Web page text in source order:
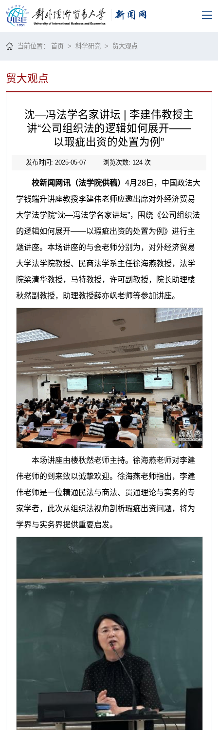
当前位置：首页 >科学研究 > 贸大观点
贸大观点
沈—冯法学名家讲坛 | 李建伟教授主
讲“公司组织法的逻辑如何展开——
以瑕疵出资的处置为例”
发布时间: 2025-05-07 浏览次数: 124次
校新闻网讯（法学院供稿） 4月28日，中国政法大
学钱端升讲座教授李建伟老师应邀出席对外经济贸易
大学法学院“沈—冯法学名家讲坛”，
围绕《公司组织法
的逻辑如何展开——以瑕疵出资的处置为例》进行主
题讲座。本场讲座的与会老师分别为，对外经济贸易
大学法学院教授、民商法学系主任徐海燕教授，法学
院梁清华教授，马特教授，许可副教授，院长助理楼
秋然副教授，助理教授薛亦飒老师等参加讲座。
本场讲座由楼秋然老师主持。徐海燕老师对李建
伟老师的到来致以诚挚欢迎。 徐海燕老师指出，李建
伟老师是一位精通民法与商法、贯通理论与实务的专
家学者，
此次从组织法视角剖析瑕疵出资问题，将为
学界与实务界提供重要启发。